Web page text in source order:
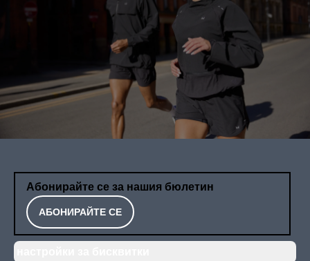
Абонирайте се за нашия бюлетин
АБОНИРАЙТЕ СЕ